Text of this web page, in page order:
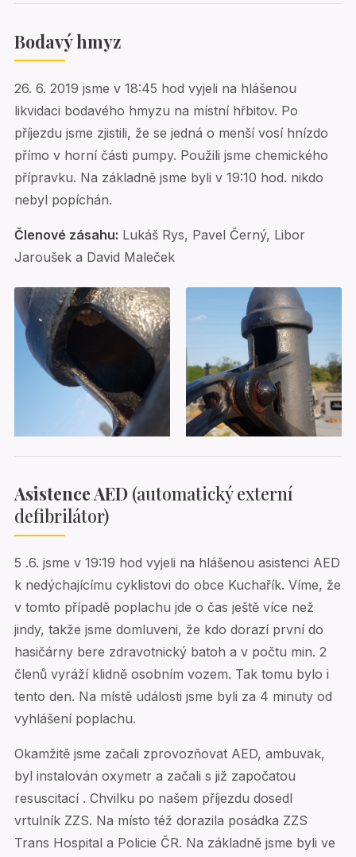
Bodavý hmyz
26. 6. 2019 jsme v 18:45 hod vyjeli na hlášenou
likvidaci bodavého hmyzu na místní hřbitov. Po
příjezdu jsme zjistili, že se jedná o menší vosí hnízdo
přímo v horní části pumpy. Použili jsme chemického
přípravku. Na základně jsme byli v 19:10 hod. nikdo
nebyl popíchán.
Členové zásahu: Lukáš Rys, Pavel Černý, Libor
Jaroušek a David Maleček
Asistence AED (automatický externí
defibrilátor)
5 .6. jsme v 19:19 hod vyjeli na hlášenou asistenci AED
k nedýchajícímu cyklistovi do obce Kuchařík. Víme, že
v tomto případě poplachu jde o čas ještě více než
jindy, takže jsme domluveni, že kdo dorazí první do
hasičárny bere zdravotnický batoh a v počtu min. 2
členů vyráží klidně osobním vozem. Tak tomu bylo i
tento den. Na místě události jsme byli za 4 minuty od
vyhlášení poplachu.
Okamžitě jsme začali zprovozňovat AED, ambuvak,
byl instalován oxymetr a začali s již započatou
resuscitací . Chvilku po našem příjezdu dosedl
vrtulník ZZS. Na místo též dorazila posádka ZZS
Trans Hospital a Policie ČR. Na základně jsme byli ve